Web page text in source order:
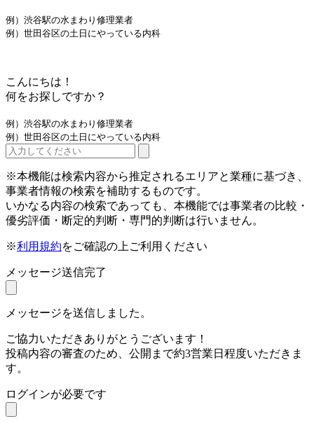
例）渋谷駅の水まわり修理業者
例）世田谷区の土日にやっている内科
こんにちは！
何をお探しですか？
例）渋谷駅の水まわり修理業者
例）世田谷区の土日にやっている内科
※本機能は検索内容から推定されるエリアと業種に基づき、
事業者情報の検索を補助するものです。
いかなる内容の検索であっても、本機能では事業者の比較・
優劣評価・断定的判断・専門的判断は行いません。
※利用規約をご確認の上ご利用ください
メッセージ送信完了
メッセージを送信しました。
ご協力いただきありがとうございます！
投稿内容の審査のため、公開まで約3営業日程度いただきま
す。
ログインが必要です